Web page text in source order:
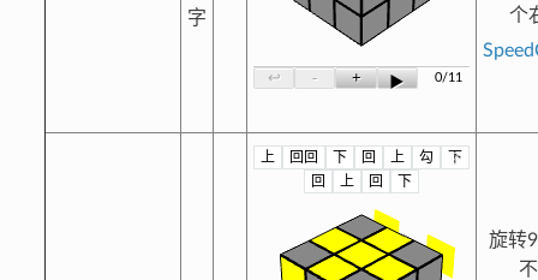
字
↩ - + ▶ 0/11
个
上 回回 下 回 上 勾
下
回
上 回 下
?
旋转